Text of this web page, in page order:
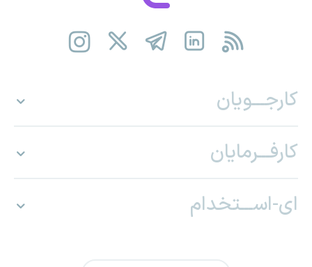
کارجـــویان
کارفـــرمایان
ای-اســـتخدام